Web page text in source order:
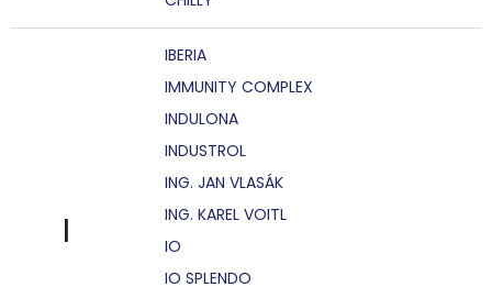
I
IBERIA
IMMUNITY COMPLEX
INDULONA
INDUSTROL
ING. JAN VLASÁK
ING. KAREL VOITL
IO
IO SPLENDO